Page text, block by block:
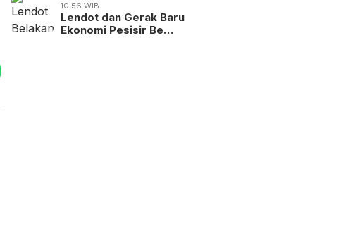
10:56 WIB
Lendot dan Gerak Baru
Ekonomi Pesisir Be…